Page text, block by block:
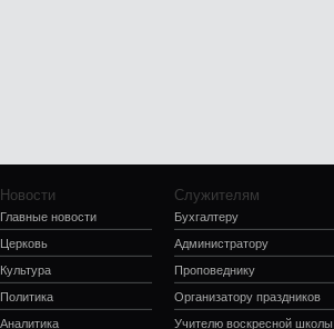
Новости
Главные новости
Церковь
Культура
Политика
Аналитика
Служителям
Бухгалтеру
Администратору
Проповеднику
Организатору праздников
Учителю воскресной школы